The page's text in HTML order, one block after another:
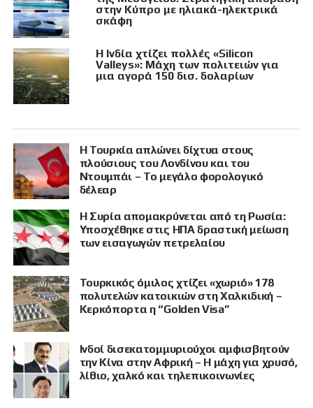
στην Κύπρο με ηλιακά-ηλεκτρικά
σκάφη
Η Ινδία χτίζει πολλές «Silicon
Valleys»: Μάχη των πολιτειών για
μια αγορά 150 δισ. δολαρίων
Η Τουρκία απλώνει δίχτυα στους
πλούσιους του Λονδίνου και του
Ντουμπάι – Το μεγάλο φορολογικό
δέλεαρ
Η Συρία απομακρύνεται από τη Ρωσία:
Υποσχέθηκε στις ΗΠΑ δραστική μείωση
των εισαγωγών πετρελαίου
Τουρκικός όμιλος χτίζει «χωριό» 178
πολυτελών κατοικιών στη Χαλκιδική –
Κερκόπορτα η “Golden Visa”
Ινδοί δισεκατομμυριούχοι αμφισβητούν
την Κίνα στην Αφρική – Η μάχη για χρυσό,
λίθιο, χαλκό και τηλεπικοινωνίες